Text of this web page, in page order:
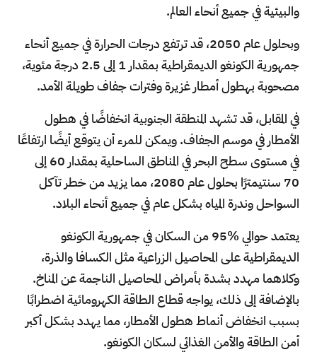
والبيئية في جميع أنحاء العالم.
وبحلول عام 2050، قد ترتفع درجات الحرارة في جميع أنحاء
جمهورية الكونغو الديمقراطية بمقدار 1 إلى 2.5 درجة مئوية،
مصحوبة بهطول أمطار غزيرة وفترات جفاف طويلة الأمد.
في المقابل، قد تشهد المنطقة الجنوبية انخفاضًا في هطول
الأمطار في موسم الجفاف. ويمكن للمرء أن يتوقع أيضًا ارتفاعًا
في مستوى سطح البحر في المناطق الساحلية بمقدار 60 إلى
70 سنتيمترًا بحلول عام 2080، مما يزيد من خطر تآكل
السواحل وندرة المياه بشكل عام في جميع أنحاء البلاد.
يعتمد حوالي %95 من السكان في جمهورية الكونغو
الديمقراطية على المحاصيل الزراعية مثل الكسافا والذرة،
وكلاهما مهدد بشدة بأمراض المحاصيل الناجمة عن المناخ.
بالإضافة إلى ذلك، يواجه قطاع الطاقة الكهرومائية اضطرابًا
بسبب انخفاض أنماط هطول الأمطار، مما يهدد بشكل أكبر
أمن الطاقة والأمن الغذائي لسكان الكونغو.